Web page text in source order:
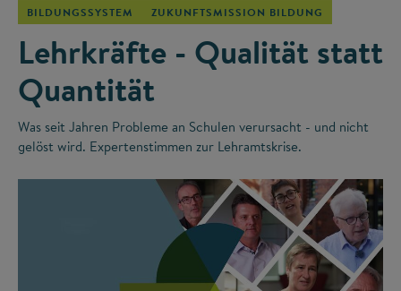
BILDUNGSSYSTEM ZUKUNFTSMISSION BILDUNG
Lehrkräfte - Qualität statt
Quantität
Was seit Jahren Probleme an Schulen verursacht - und nicht
gelöst wird. Expertenstimmen zur Lehramtskrise.